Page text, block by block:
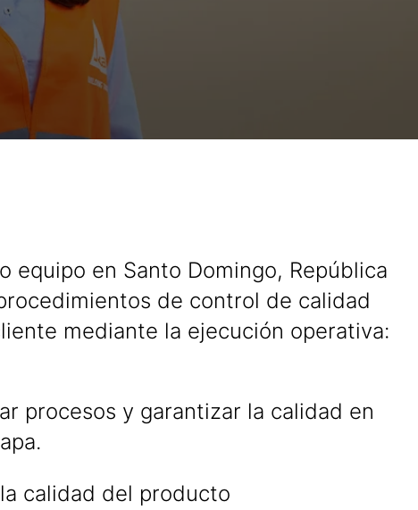
en Santo Domingo, República
de control de calidad
mediante la ejecución operativa:
procesos y garantizar la calidad en
calidad del producto